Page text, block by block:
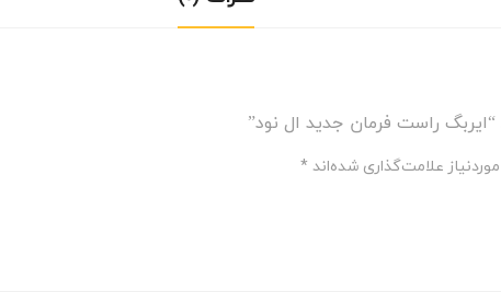
راست فرمان جدید ال نود”
علامت‌گذاری شده‌اند *